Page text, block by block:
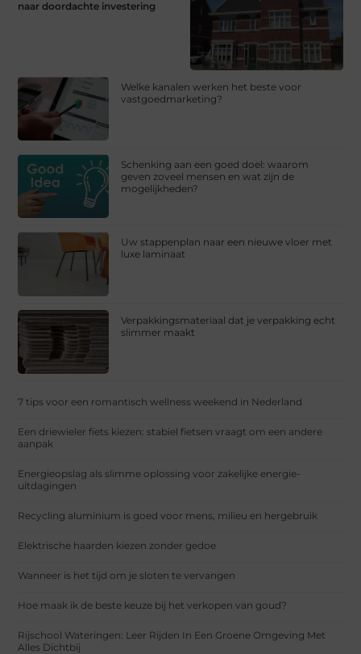
naar doordachte investering
Welke kanalen werken het beste voor
vastgoedmarketing?
Schenking aan een goed doel: waarom
geven zoveel mensen en wat zijn de
mogelijkheden?
Uw stappenplan naar een nieuwe vloer met
luxe laminaat
Verpakkingsmateriaal dat je verpakking echt
slimmer maakt
7 tips voor een romantisch wellness weekend in Nederland
Een driewieler fiets kiezen: stabiel fietsen vraagt om een andere
aanpak
Energieopslag als slimme oplossing voor zakelijke energie-
uitdagingen
Recycling aluminium is goed voor mens, milieu en hergebruik
Elektrische haarden kiezen zonder gedoe
Wanneer is het tijd om je sloten te vervangen
Hoe maak ik de beste keuze bij het verkopen van goud?
Rijschool Wateringen: Leer Rijden In Een Groene Omgeving Met
Alles Dichtbij